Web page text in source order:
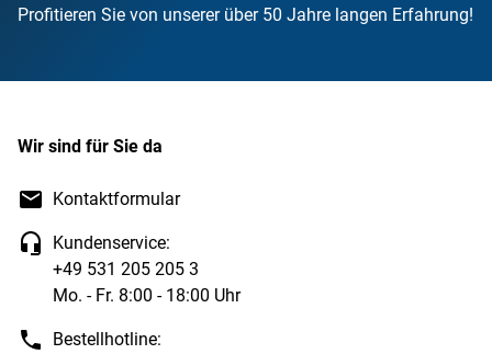
Profitieren Sie von unserer über 50 Jahre langen Erfahrung!
Wir sind für Sie da
Kontaktformular
Kundenservice:
+49 531 205 205 3
Mo. - Fr. 8:00 - 18:00 Uhr
Bestellhotline: